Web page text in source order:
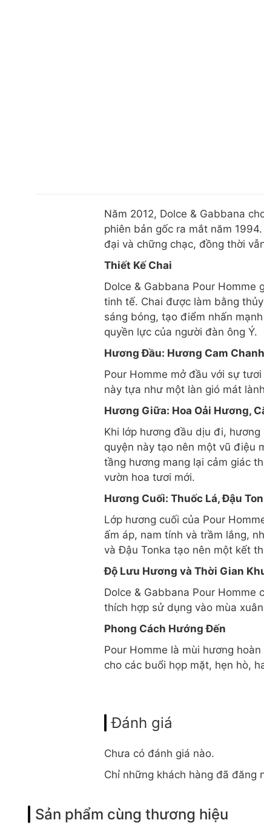
Năm 2012, Dolce & Gabbana
phiên bản gốc ra mắt năm
đại và chững chạc, đồng thời
Thiết Kế Chai
Dolce & Gabbana Pour
tinh tế. Chai được làm bằng
sáng bóng, tạo điểm nhấn
quyền lực của người đàn ông Ý.
Hương Đầu: Hương Cam
Pour Homme mở đầu với sự
này tựa như một làn gió mát
Hương Giữa: Hoa Oải Hương,
Khi lớp hương đầu dịu đi,
quyện này tạo nên một vũ điệu
tầng hương mang lại cảm giác
vườn hoa tươi mới.
Hương Cuối: Thuốc Lá, Đậu
Lớp hương cuối của Pour
ấm áp, nam tính và trầm lắng,
và Đậu Tonka tạo nên một kết
Độ Lưu Hương và Thời Gian
Dolce & Gabbana Pour
thích hợp sử dụng vào mùa
Phong Cách Hướng Đến
Pour Homme là mùi hương
cho các buổi họp mặt, hẹn hò,
Đánh giá
Chưa có đánh giá nào.
Chỉ những khách hàng đã đăng
Sản phẩm cùng thương hiệu